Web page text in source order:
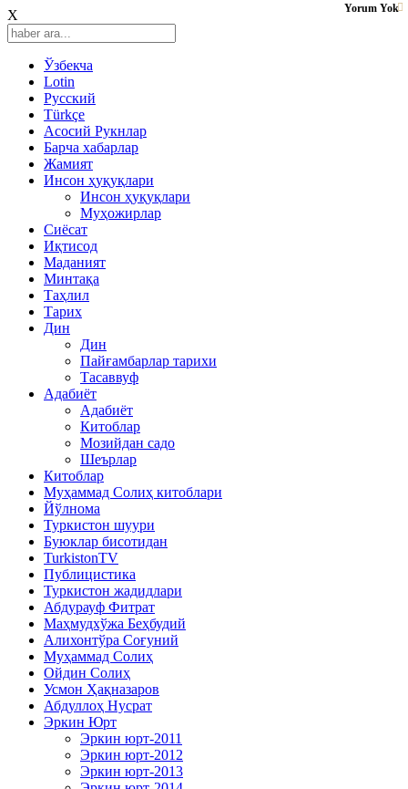
X
Ўзбекча
Lotin
Русский
Türkçe
Асосий Рукнлар
Барча хабарлар
Жамият
Инсон ҳуқуқлари
Инсон ҳуқуқлари
Муҳожирлар
Сиёсат
Иқтисод
Mаданият
Минтақа
Таҳлил
Тарих
Дин
Дин
Пайғамбарлар тарихи
Тасаввуф
Адабиёт
Адабиёт
Китоблар
Мозийдан садо
Шеърлар
Китоблар
Муҳаммад Солиҳ китоблари
Йўлнома
Туркистон шуури
Буюклар бисотидан
TurkistonTV
Публицистика
Туркистон жадидлари
Абдурауф Фитрат
Маҳмудхўжа Беҳбудий
Алихонтўра Соғуний
Муҳаммад Солиҳ
Ойдин Солиҳ
Усмон Ҳақназаров
Абдуллоҳ Нусрат
Эркин Юрт
Эркин юрт-2011
Эркин юрт-2012
Эркин юрт-2013
Yorum Yok